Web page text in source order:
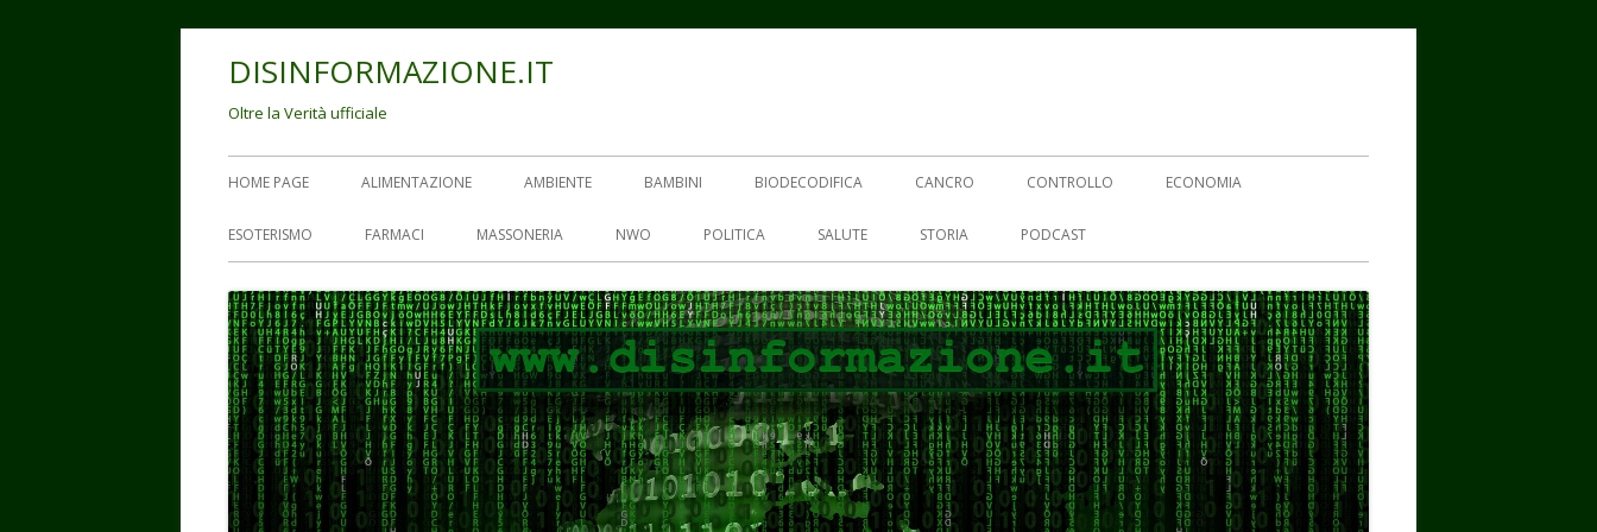
DISINFORMAZIONE.IT
Oltre la Verità ufficiale
Menu
principale
HOME PAGE ALIMENTAZIONE AMBIENTE BAMBINI BIODECODIFICA CANCRO CONTROLLO ECONOMIA
ESOTERISMO FARMACI MASSONERIA NWO POLITICA SALUTE STORIA PODCAST